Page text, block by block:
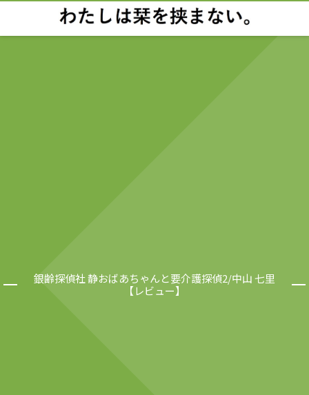
銀齢探偵社 静おばあちゃんと要介護探偵2/中山 七里
【レビュー】